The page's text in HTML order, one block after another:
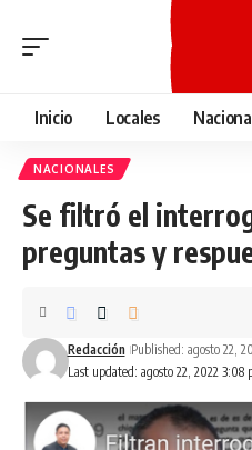
Inicio Locales
NACIONALES
Se filtró el
preguntas y
Last updated: agosto 22, 2022 3:08
Redacción Published: agosto 22,